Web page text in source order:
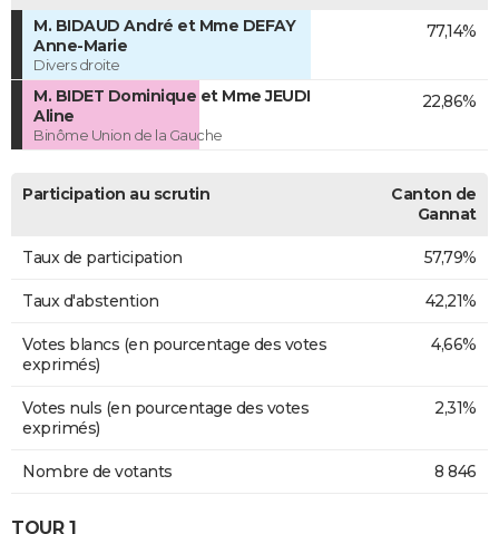
M. BIDAUD André et Mme DEFAY
Anne-Marie
Divers droite
77,14%
M. BIDET Dominique et Mme JEUDI
Aline
Binôme Union de la Gauche
22,86%
Participation au scrutin
Canton de
Gannat
Taux de participation 57,79%
Taux d'abstention 42,21%
Votes blancs (en pourcentage des votes
exprimés)
4,66%
Votes nuls (en pourcentage des votes
exprimés)
2,31%
Nombre de votants 8 846
TOUR 1